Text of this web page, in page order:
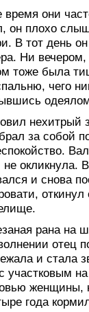
время они
он плохо
В тот день
Ни
тоже была
чего
нехитрый
за собой
не
и снова
рана на
отец
и стала
участковым
женщины,
года